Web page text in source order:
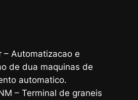
– Automatizacao e
de dua maquinas de
automatico.
– Terminal de graneis